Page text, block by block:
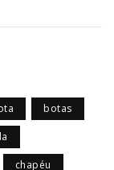
botas
chapéu